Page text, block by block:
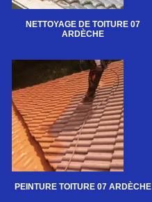
NETTOYAGE DE TOITURE 07
ARDÈCHE
PEINTURE TOITURE 07 ARDÈCHE